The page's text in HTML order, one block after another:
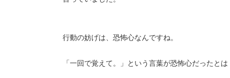
行動の妨げは、恐怖心なんですね。
「一回で覚えて。」という言葉が恐怖心だったと